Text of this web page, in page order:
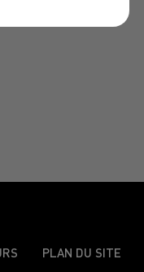
PLAN DU SITE